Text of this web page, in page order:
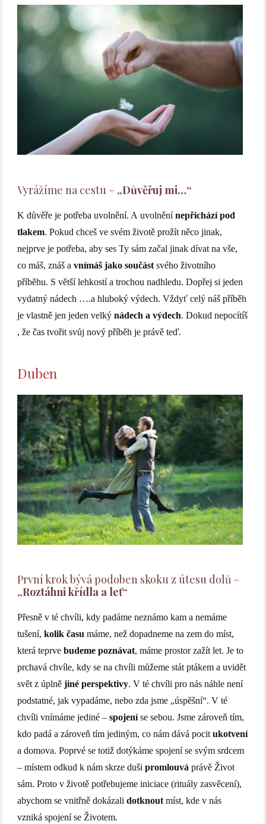
Vyrážíme na cestu – „Důvěřuj mi…“
K důvěře je potřeba uvolnění. A uvolněnínepřichází pod
tlakem. Pokud chceš ve svém životě prožít něco jinak,
nejprve je potřeba, aby ses Ty sám začal jinak dívat na vše,
co máš, znáš avnímáš jako součást svého životního
příběhu. S větší lehkostí a trochou nadhledu. Dopřej si jeden
vydatný nádech ….a hluboký výdech. Vždyť celý náš příběh
je vlastně jen jeden velkýnádech a výdech. Dokud nepocítíš
, že čas tvořit svůj nový příběh je právě teď.
Duben
První krok bývá podoben skoku z útesu dolů –
„Roztáhni křídla a leť“
Přesně v té chvíli, kdy padáme neznámo kam a nemáme
tušení,kolik času máme, než dopadneme na zem do míst,
která teprvebudeme poznávat, máme prostor zažít let. Je to
prchavá chvíle, kdy se na chvíli můžeme stát ptákem a uvidět
svět z úplnějiné perspektivy. V té chvíli pro nás náhle není
podstatné, jak vypadáme, nebo zda jsme „úspěšní“. V té
chvíli vnímáme jediné –spojeníse sebou. Jsme zároveň tím,
kdo padá a zároveň tím jediným, co nám dává pocitukotvení
a domova. Poprvé se totiž dotýkáme spojení se svým srdcem
– místem odkud k nám skrze dušipromlouvá právě Život
sám. Proto v životě potřebujeme iniciace (rituály zasvěcení),
abychom se vnitřně dokázalidotknoutmíst, kde v nás
vzniká spojení se Životem.